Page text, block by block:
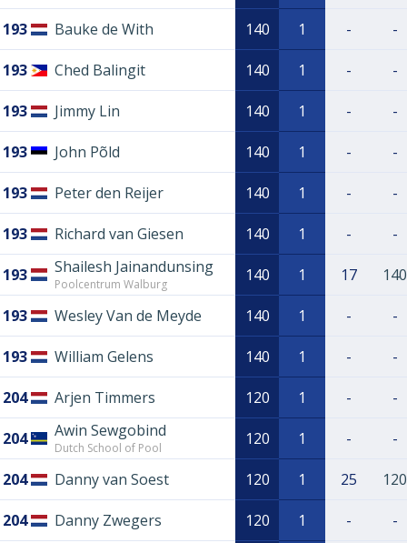
193 Bauke de With 140 1 - -
193 Ched Balingit 140 1 - -
193 Jimmy Lin 140 1 - -
193 John Põld 140 1 - -
193 Peter den Reijer 140 1 - -
193 Richard van Giesen 140 1 - -
193 Shailesh Jainandunsing
Poolcentrum Walburg 140 1 17 140
193 Wesley Van de Meyde 140 1 - -
193 William Gelens 140 1 - -
204 Arjen Timmers 120 1 - -
204 Awin Sewgobind
Dutch School of Pool 120 1 - -
204 Danny van Soest 120 1 25 120
204 Danny Zwegers 120 1 - -